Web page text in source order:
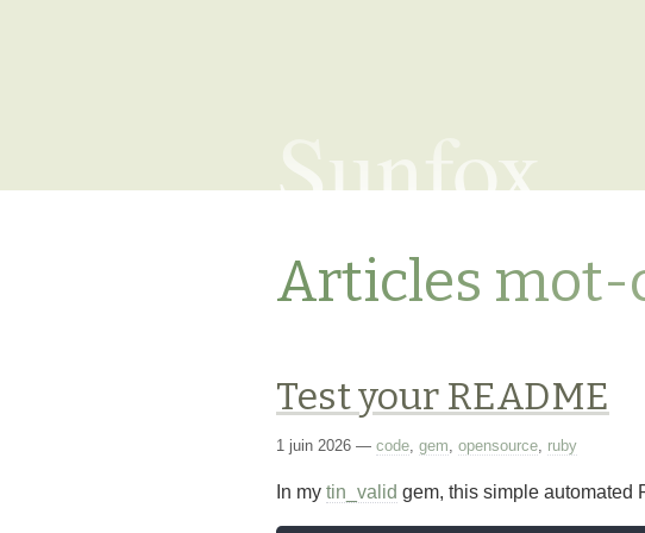
Sunfox
Articles mot-
Test your README
1 juin 2026 — code gem opensource ruby
In my tin_valid gem, this simple automated